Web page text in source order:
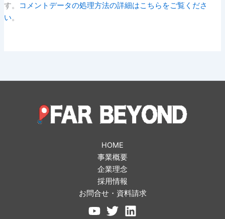
す。
コメントデータの処理方法の詳細はこちらをご覧くださ
い。
HOME
事業概要
企業理念
採用情報
お問合せ・資料請求